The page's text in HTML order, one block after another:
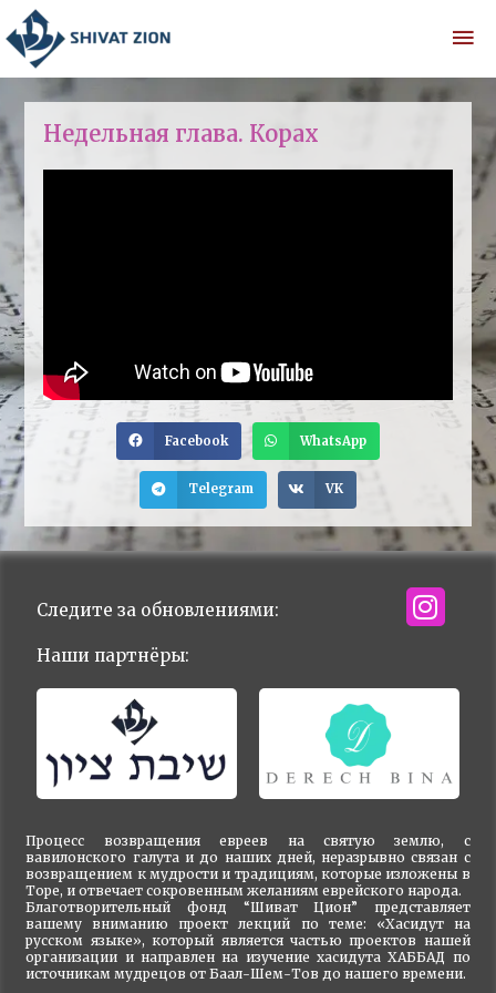
Недельная глава. Корах
Facebook WhatsApp
Telegram VK
Процесс возвращения евреев на святую землю, с
вавилонского галута и до наших дней, неразрывно связан с
возвращением к мудрости и традициям, которые изложены в
Торе, и отвечает сокровенным желаниям еврейского народа.
Благотворительный фонд “Шиват Цион” представляет
вашему вниманию проект лекций по теме: «Хасидут на
русском языке», который является частью проектов нашей
организации и направлен на изучение хасидута ХАББАД по
источникам мудрецов от Баал-Шем-Тов до нашего времени.
Следите за обновлениями:
Наши партнёры: